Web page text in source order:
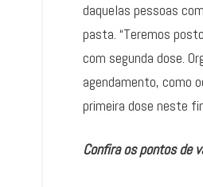
daquelas pessoas
pasta. “Teremos
com segunda dose.
agendamento, como
primeira dose neste
Confira os pontos de